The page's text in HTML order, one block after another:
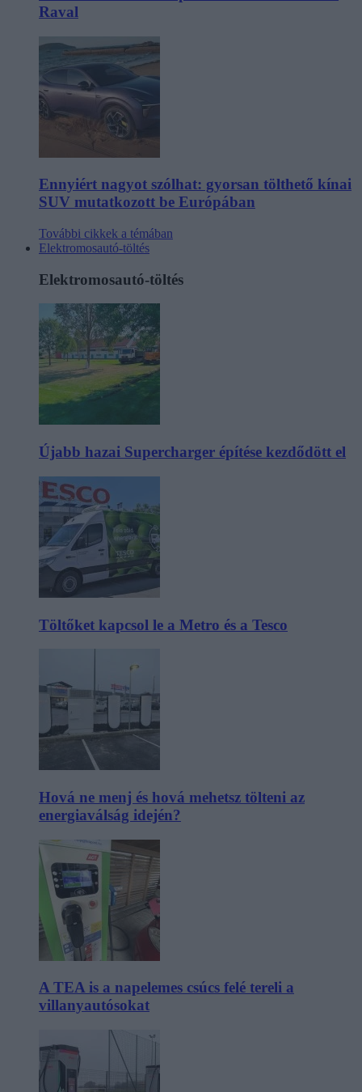
Raval
Ennyiért nagyot szólhat: gyorsan tölthető kínai
SUV mutatkozott be Európában
További cikkek a témában
Elektromosautó-töltés
Elektromosautó-töltés
Újabb hazai Supercharger építése kezdődött el
Töltőket kapcsol le a Metro és a Tesco
Hová ne menj és hová mehetsz tölteni az
energiaválság idején?
A TEA is a napelemes csúcs felé tereli a
villanyautósokat